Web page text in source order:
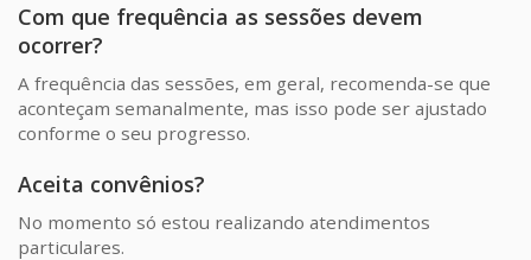
Com que frequência as sessões devem
ocorrer?
A frequência das sessões, em geral, recomenda-se que
aconteçam semanalmente, mas isso pode ser ajustado
conforme o seu progresso.
Aceita convênios?
No momento só estou realizando atendimentos
particulares.